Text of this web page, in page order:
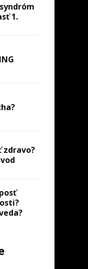
1.
zdravo?